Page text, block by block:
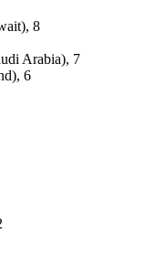
8
Arabia), 7
6